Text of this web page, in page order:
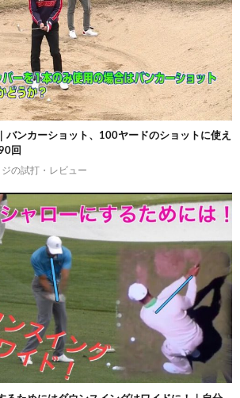
バンカーショット、100ヤードのショットに使え
回
ジの試打・レビュー